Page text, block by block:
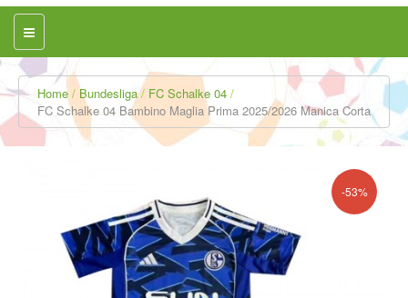
Home Bundesliga
FC Schalke 04
FC Schalke 04 Bambino Maglia Prima 2025/2026 Manica Corta
-53%